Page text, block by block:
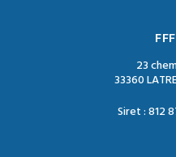
23
33360
Siret : 812